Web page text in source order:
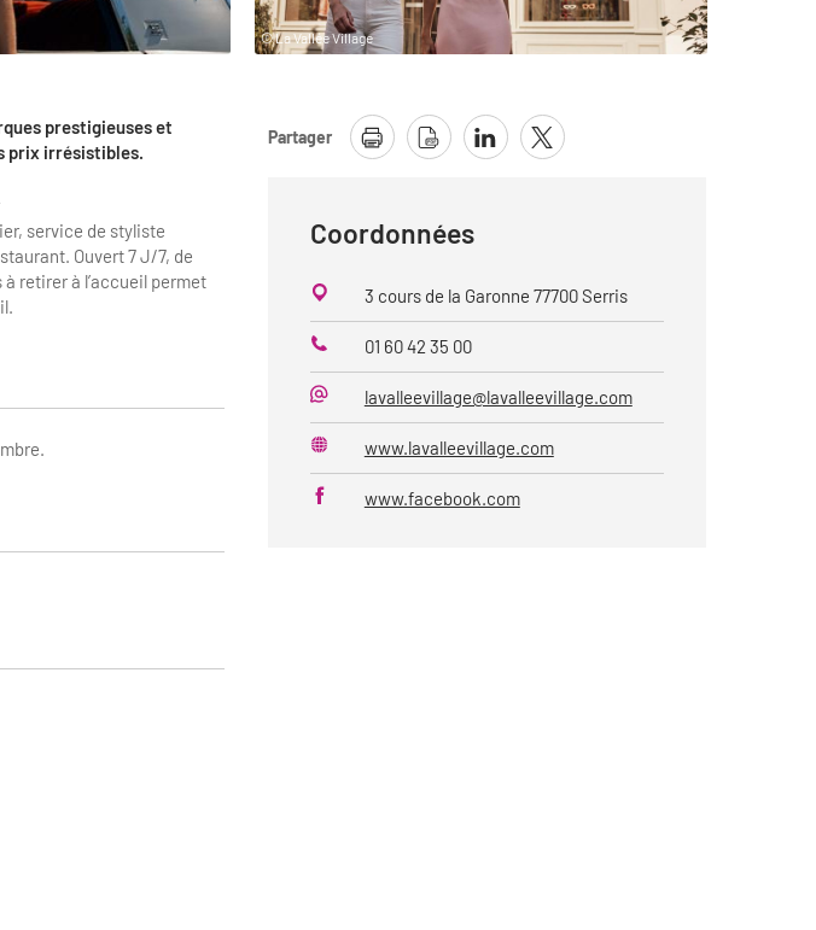
© La Vallée Village
prestigieuses et
prix irrésistibles.
service de styliste
Ouvert 7 J/7, de
retirer à l’accueil permet
Partager
Coordonnées
3 cours de la Garonne 77700 Serris
Téléphone
01 60 42 35 00
Mail
lavalleevillage@lavalleevillage.com
Site
web
www.lavalleevillage.com
www.facebook.com